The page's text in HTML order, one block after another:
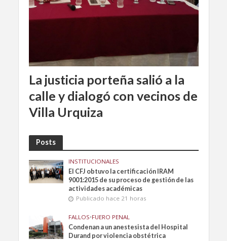
La justicia porteña salió a la
calle y dialogó con vecinos de
Villa Urquiza
Posts
INSTITUCIONALES
El CFJ obtuvo la certificación IRAM
9001:2015 de su proceso de gestión de las
actividades académicas
Publicado hace 21 horas
FALLOS•FUERO PENAL
Condenan a un anestesista del Hospital
Durand por violencia obstétrica